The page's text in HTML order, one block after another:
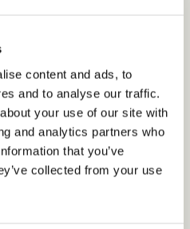
content and ads, to
and to analyse our traffic.
your use of our site with
and analytics partners who
that you’ve
collected from your use